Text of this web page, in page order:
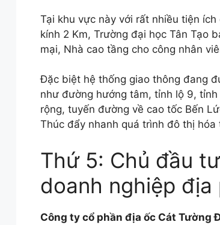
Tại khu vực này với rất nhiều tiện
kính 2 Km, Trường đại học Tân Tạo
mại, Nhà cao tầng cho công nhân
Đặc biệt hệ thống giao thông đang
như đường hướng tâm, tỉnh lộ 9,
rộng, tuyến đường về cao tốc Bến
Thúc đẩy nhanh quá trình đô thị
Thứ 5: Chủ đầu
doanh nghiệp địa
Công ty cổ phần địa ốc Cát Tường